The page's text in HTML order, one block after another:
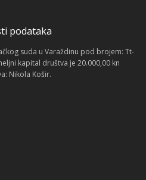
podataka
suda u Varaždinu pod brojem: Tt-
kapital društva je 20.000,00 kn
Nikola Košir.